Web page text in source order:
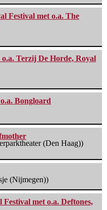
Festival met o.a. The
Terzij De Horde, Royal
Bongloard
(Den Haag))
(Nijmegen))
met o.a. Deftones,